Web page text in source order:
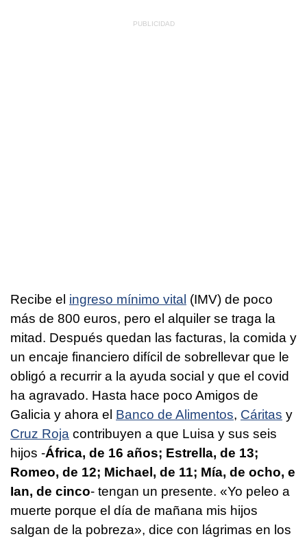
Recibe el ingreso mínimo vital (IMV) de poco
más de 800 euros, pero el alquiler se traga la
mitad. Después quedan las facturas, la comida y
un encaje financiero difícil de sobrellevar que le
obligó a recurrir a la ayuda social y que el covid
ha agravado. Hasta hace poco Amigos de
Galicia y ahora el Banco de Alimentos, Cáritas y
Cruz Roja contribuyen a que Luisa y sus seis
hijos -África, de 16 años; Estrella, de 13;
Romeo, de 12; Michael, de 11; Mía, de ocho, e
Ian, de cinco- tengan un presente. «Yo peleo a
muerte porque el día de mañana mis hijos
salgan de la pobreza», dice con lágrimas en los